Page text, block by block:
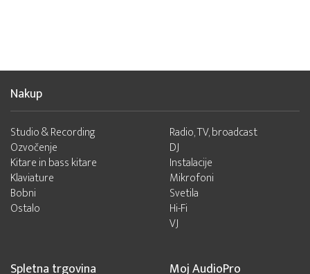
Nakup
Studio & Recording
Ozvočenje
Kitare in bass kitare
Klaviature
Bobni
Ostalo
Radio, TV, broadcast
DJ
Instalacije
Mikrofoni
Svetila
Hi-Fi
VJ
Spletna trgovina Moj AudioPro